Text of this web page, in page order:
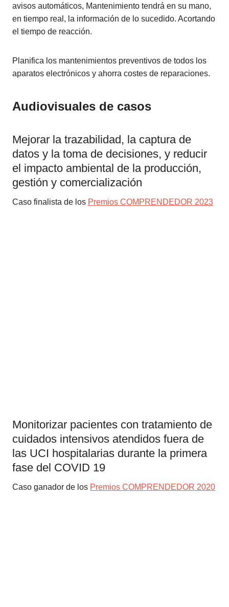
avisos automáticos, Mantenimiento tendrá en su mano,
en tiempo real, la información de lo sucedido. Acortando
el tiempo de reacción.
Planifica los mantenimientos preventivos de todos los
aparatos electrónicos y ahorra costes de reparaciones.
Audiovisuales de casos
Mejorar la trazabilidad, la captura de
datos y la toma de decisiones, y reducir
el impacto ambiental de la producción,
gestión y comercialización
Caso finalista de los Premios COMPRENDEDOR 2023
Monitorizar pacientes con tratamiento de
cuidados intensivos atendidos fuera de
las UCI hospitalarias durante la primera
fase del COVID 19
Caso ganador de los Premios COMPRENDEDOR 2020